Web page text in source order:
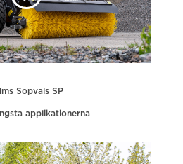
Sopvals SP
applikationerna